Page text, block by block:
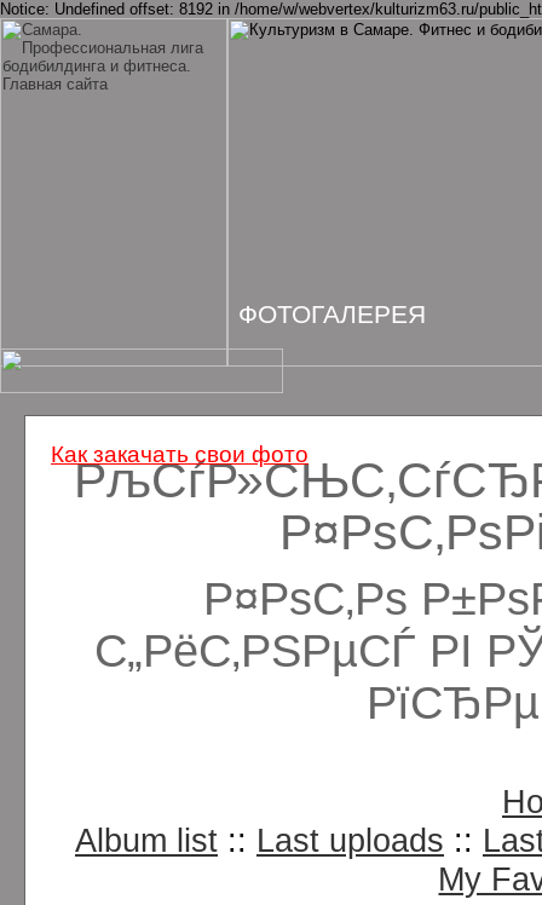
Notice: Undefined offset: 8192 in /home/w/webvertex/kulturizm63.ru/
Р¤РѕС‚Рѕ
С„РёС‚РЅРµСЃ РІ
Album list :: Last uploads ::
My
ФОТОГАЛЕРЕЯ
Как закачать свои фото